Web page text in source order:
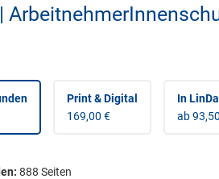
Print & Digital
169,00 €
In LinDa
ab
: 888 Seiten